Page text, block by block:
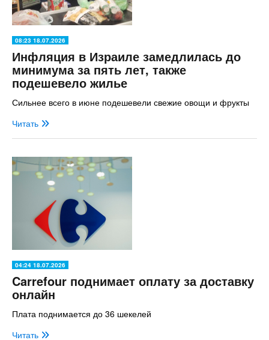
08:23 18.07.2026
Инфляция в Израиле замедлилась до
минимума за пять лет, также
подешевело жилье
Сильнее всего в июне подешевели свежие овощи и фрукты
Читать
04:24 18.07.2026
Carrefour поднимает оплату за доставку
онлайн
Плата поднимается до 36 шекелей
Читать